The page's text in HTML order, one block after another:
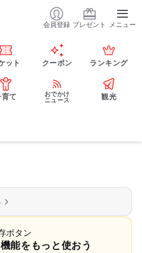
会員登録 プレゼント メニュー
ット クーポン ランキング
育て
おでかけ
ニュース
観光
能をもっと使おう